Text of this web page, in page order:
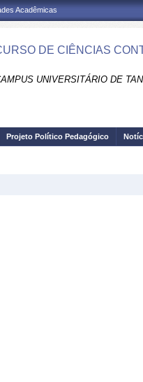
Acadêmicas
DE CIÊNCIAS
UNIVERSITÁRIO DE
Projeto Político Pedagógico